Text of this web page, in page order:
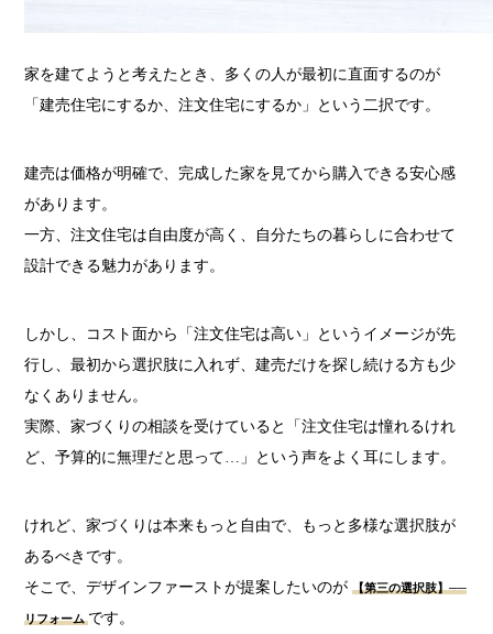
家を建てようと考えたとき、多くの人が最初に直面するのが
「建売住宅にするか、注文住宅にするか」という二択です。
建売は価格が明確で、完成した家を見てから購入できる安心感
があります。
一方、注文住宅は自由度が高く、自分たちの暮らしに合わせて
設計できる魅力があります。
しかし、コスト面から「注文住宅は高い」というイメージが先
行し、最初から選択肢に入れず、建売だけを探し続ける方も少
なくありません。
実際、家づくりの相談を受けていると「注文住宅は憧れるけれ
ど、予算的に無理だと思って…」という声をよく耳にします。
けれど、家づくりは本来もっと自由で、もっと多様な選択肢が
あるべきです。
そこで、デザインファーストが提案したいのが【第三の選択肢】──
リフォームです。